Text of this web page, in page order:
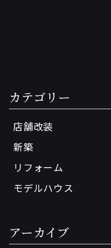
カテゴリー
店舗改装
新築
リフォーム
モデルハウス
アーカイブ